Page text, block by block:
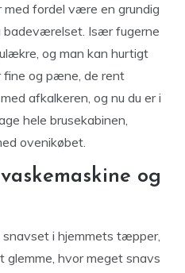
fordel være en grundig
badeværelset. Især fugerne
og man kan hurtigt
fine og pæne, de rent
afkalkeren, og nu du er i
hele brusekabinen,
ovenikøbet.
og
snavset i hjemmets tæpper,
glemme, hvor meget snavs